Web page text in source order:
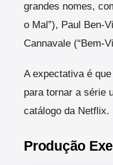
grandes nomes,
o Mal”), Paul Ben-
Cannavale (“Bem-
A expectativa é
para tornar a série
catálogo da Netflix.
Produção